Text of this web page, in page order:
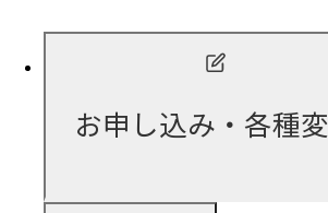
お申し込み・各種